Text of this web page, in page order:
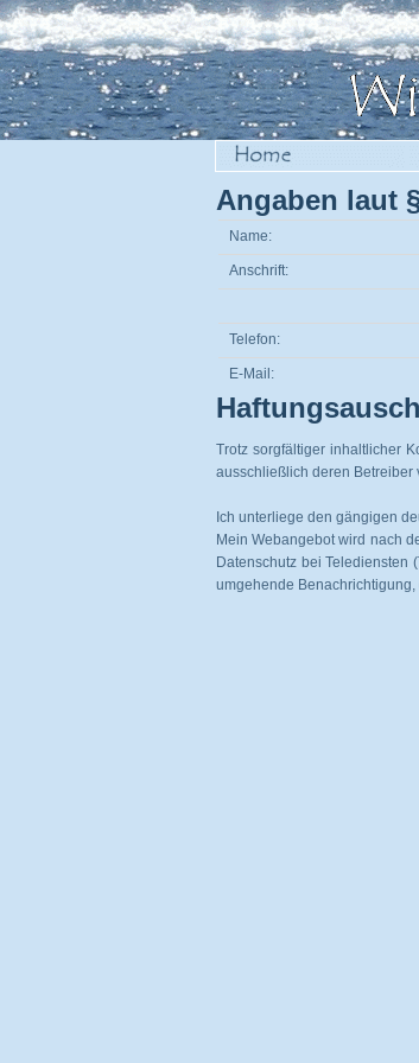
Angaben laut
Name:
Anschrift:
Telefon:
E-Mail:
Trotz sorgfältiger inhaltlicher
ausschließlich deren Betreiber
Ich unterliege den gängigen
Mein Webangebot wird nach
Datenschutz bei Telediensten
umgehende